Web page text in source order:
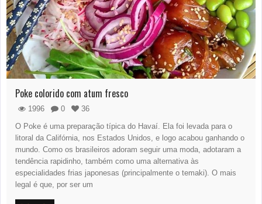
Poke colorido com atum fresco
1996 0
36
O Poke é uma preparação típica do Havaí. Ela foi levada para o
litoral da Califórnia, nos Estados Unidos, e logo acabou ganhando o
mundo. Como os brasileiros adoram seguir uma moda, adotaram a
tendência rapidinho, também como uma alternativa às
especialidades frias japonesas (principalmente o temaki). O mais
legal é que, por ser um